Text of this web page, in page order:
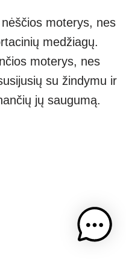
moterys, nes
medžiagų.
moterys, nes
su žindymu ir
jų saugumą.